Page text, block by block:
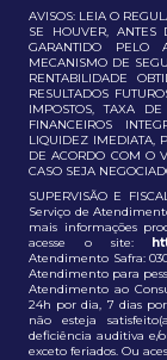
AVISOS: LEIA O
SE HOUVER,
GARANTIDO PELO
MECANISMO DE
RENTABILIDADE
RESULTADOS
IMPOSTOS, TAXA
FINANCEIROS
LIQUIDEZ IMEDIATA,
DE ACORDO COM O
CASO SEJA
SUPERVISÃO E
Serviço de
mais informações
acesse o site:
Atendimento Safra:
Atendimento para
Atendimento ao
24h por dia, 7 dias
não esteja
deficiência auditiva e/
exceto feriados. Ou